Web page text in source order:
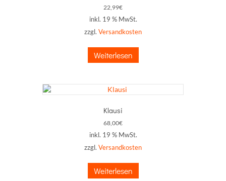
22,99€
inkl. 19 % MwSt.
zzgl. Versandkosten
Weiterlesen
Klausi
68,00€
inkl. 19 % MwSt.
zzgl. Versandkosten
Weiterlesen